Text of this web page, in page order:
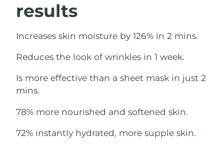
results
Increases skin moisture by 126% in 2 mins.
Reduces the look of wrinkles in 1 week.
Is more effective than a sheet mask in just 2
mins.
78% more nourished and softened skin.
72% instantly hydrated, more supple skin.
Filipinler
Polonya Tahmini teslim tarihi8/11/26
Portekiz Tahmini teslim tarihi
Porto Riko Tahmini teslim tarihi8/12/26
Reunion